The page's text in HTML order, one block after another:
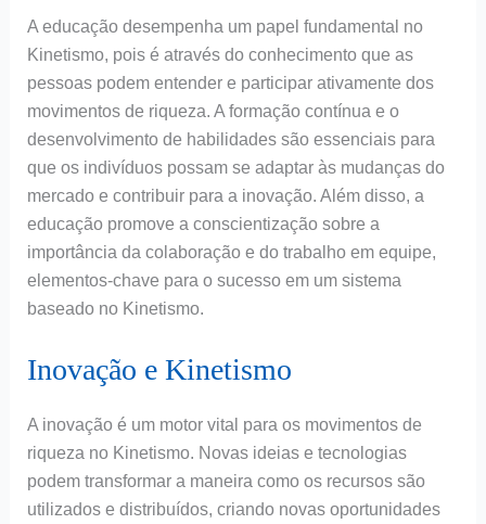
A educação desempenha um papel fundamental no
Kinetismo, pois é através do conhecimento que as
pessoas podem entender e participar ativamente dos
movimentos de riqueza. A formação contínua e o
desenvolvimento de habilidades são essenciais para
que os indivíduos possam se adaptar às mudanças do
mercado e contribuir para a inovação. Além disso, a
educação promove a conscientização sobre a
importância da colaboração e do trabalho em equipe,
elementos-chave para o sucesso em um sistema
baseado no Kinetismo.
Inovação e Kinetismo
A inovação é um motor vital para os movimentos de
riqueza no Kinetismo. Novas ideias e tecnologias
podem transformar a maneira como os recursos são
utilizados e distribuídos, criando novas oportunidades